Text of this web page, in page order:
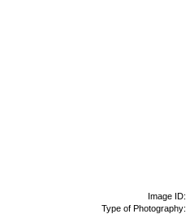
Image ID:
Type of Photography: